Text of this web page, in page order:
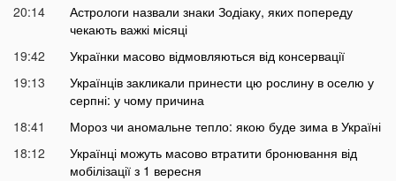
20:14
Астрологи назвали знаки Зодіаку, яких попереду
чекають важкі місяці
19:42
Українки масово відмовляються від консервації
19:13
Українців закликали принести цю рослину в оселю у
серпні: у чому причина
18:41
Мороз чи аномальне тепло: якою буде зима в Україні
18:12
Українці можуть масово втратити бронювання від
мобілізації з 1 вересня